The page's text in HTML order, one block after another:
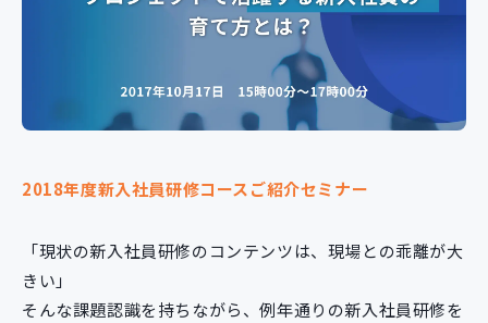
イベント・セミナー
採用情報
2018年度新入社員研修コースご紹介セミナー
「現状の新入社員研修のコンテンツは、現場との乖離が大
きい」
そんな課題認識を持ちながら、例年通りの新入社員研修を